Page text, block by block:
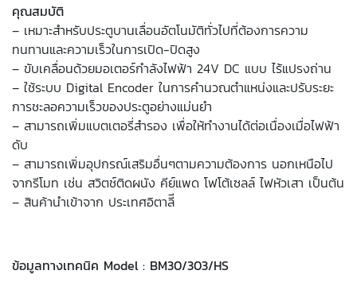
คุณสมบัติ
– เหมาะสำหรับประตูบานเลื่อนอัตโนมัติทั่วไปที่ต้องการความ
ทนทานและความเร็วในการเปิด-ปิดสูง
– ขับเคลื่อนด้วยมอเตอร์กำลังไฟฟ้า 24V DC แบบ ไร้แปรงถ่าน
– ใช้ระบบ Digital Encoder ในการคำนวณตำแหน่งและปรับระยะ
การชะลอความเร็วของประตูอย่างแม่นยำ
– สามารถเพิ่มแบตเตอรี่สำรอง เพื่อให้ทำงานได้ต่อเนื่องเมื่อไฟฟ้า
ดับ
– สามารถเพิ่มอุปกรณ์เสริมอื่นๆตามความต้องการ นอกเหนือไป
จากรีโมท เช่น สวิตช์ติดผนัง คีย์แพด โฟโต้เซลล์ ไฟหัวเสา เป็นต้น
– สินค้านำเข้าจาก ประเทศอิตาลีี
ข้อมูลทางเทคนิค Model : BM30/303/HS